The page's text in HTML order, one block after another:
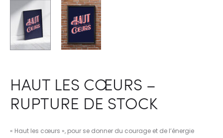
HAUT LES CŒURS –
RUPTURE DE STOCK
« Haut les cœurs », pour se donner du courage et de l’énergie